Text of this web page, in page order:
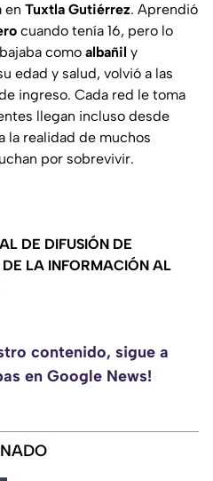
en Tuxtla Gutiérrez. Aprendió
cuando tenía 16, pero lo
como albañil y
edad y salud, volvió a las
ingreso. Cada red le toma
llegan incluso desde
la realidad de muchos
por sobrevivir.
DE DIFUSIÓN DE
LA INFORMACIÓN AL
contenido, sigue a
en Google News!